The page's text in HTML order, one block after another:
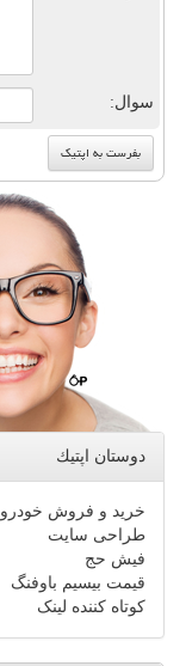
سوال:
دوستان اپتیك
خرید و فروش خودرو
طراحی سایت
فیش حج
قیمت بیسیم باوفنگ
کوتاه کننده لینک